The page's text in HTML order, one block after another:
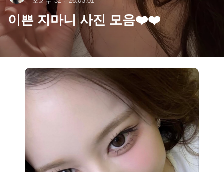
이쁜 지마니 사진 모음❤️❤️